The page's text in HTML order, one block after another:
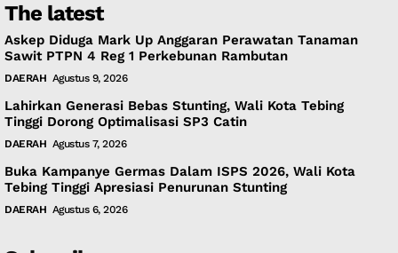
The latest
Askep Diduga Mark Up Anggaran Perawatan Tanaman
Sawit PTPN 4 Reg 1 Perkebunan Rambutan
DAERAH Agustus 9, 2026
Lahirkan Generasi Bebas Stunting, Wali Kota Tebing
Tinggi Dorong Optimalisasi SP3 Catin
DAERAH Agustus 7, 2026
Buka Kampanye Germas Dalam ISPS 2026, Wali Kota
Tebing Tinggi Apresiasi Penurunan Stunting
DAERAH Agustus 6, 2026